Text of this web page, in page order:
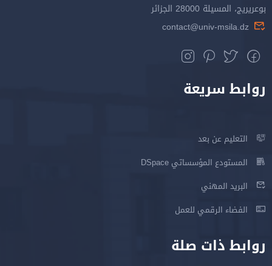
بوعريريج، المسيلة 28000 الجزائر
contact@univ-msila.dz
روابط سريعة
التعليم عن بعد
المستودع المؤسساتي DSpace
البريد المهني
الفضاء الرقمي للعمل
روابط ذات صلة